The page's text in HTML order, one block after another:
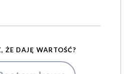
ŻE DAJĘ WARTOŚĆ?